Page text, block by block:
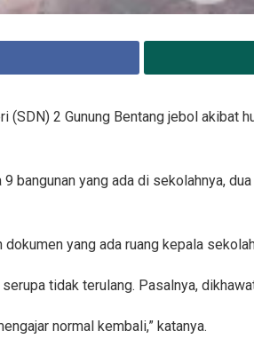
(SDN) 2 Gunung Bentang jebol akibat
bangunan yang ada di sekolahnya,
yang ada ruang kepala
tidak terulang. Pasalnya,
normal kembali,” katanya.